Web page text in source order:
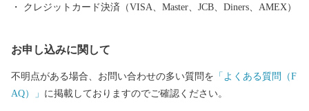
クレジットカード決済（VISA、Master、JCB、Diners、AMEX）
お申し込みに関して
不明点がある場合、お問い合わせの多い質問を 「よくある質問（F
AQ）」 に掲載しておりますのでご確認ください。